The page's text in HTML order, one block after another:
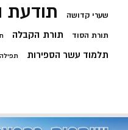
שערי קדושה תודעת
תורת הסוד תורת הקבלה
תלמוד עשר הספירות תפילה